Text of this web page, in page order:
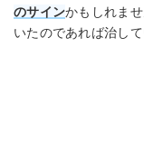
のサインかもしれま
いたのであれば治し